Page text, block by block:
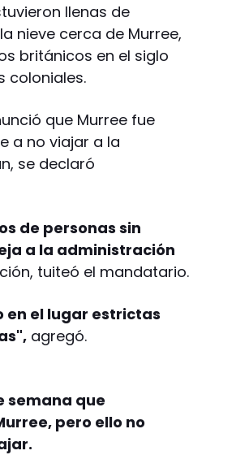
llenas de
nieve cerca de Murree,
británicos en el siglo
coloniales.
que Murree fue
a no viajar a la
se declaró
de personas sin
a la administración
tuiteó el mandatario.
en el lugar estrictas
agregó.
semana que
pero ello no